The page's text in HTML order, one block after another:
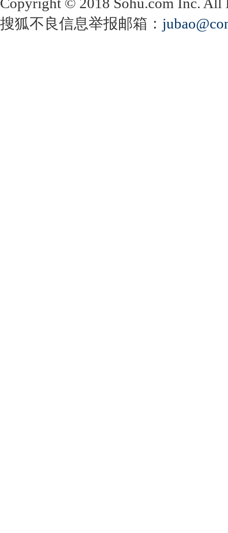
搜狐不良信息举报邮箱：